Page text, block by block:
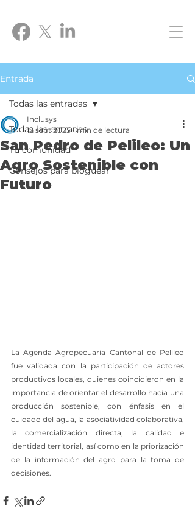
Entrada
Todas las entradas
Tu comunidad
Consejos para bloguear
Todas las entradas
San Pedro de Pelileo: Un
Agro Sostenible con
Futuro
Inclusys
12 sept 2025 1 min de lectura
La Agenda Agropecuaria Cantonal de Pelileo
fue validada con la participación de actores
productivos locales, quienes coincidieron en la
importancia de orientar el desarrollo hacia una
producción sostenible, con énfasis en el
cuidado del agua, la asociatividad colaborativa,
la comercialización directa, la calidad e
identidad territorial, así como en la priorización
de la información del agro para la toma de
decisiones.